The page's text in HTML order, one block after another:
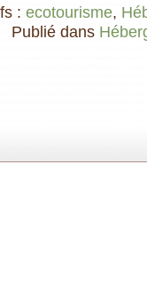
: ecotourisme,
Publié dans